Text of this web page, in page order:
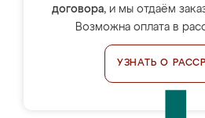
договора, и мы отдаём
Возможна оплата в
УЗНАТЬ О